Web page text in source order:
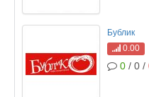
Бублик
0.00
0 / 0 /